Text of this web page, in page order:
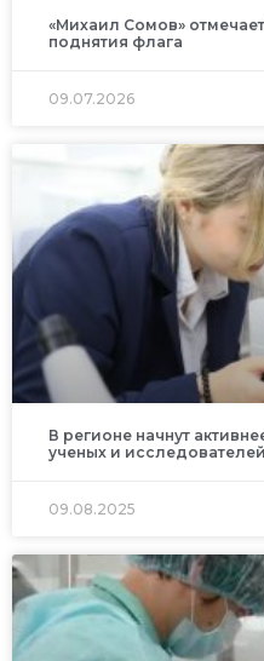
«Михаил Сомов»
поднятия флага
09.07.2026
В регионе начнут
ученых и исследователей
09.08.2025